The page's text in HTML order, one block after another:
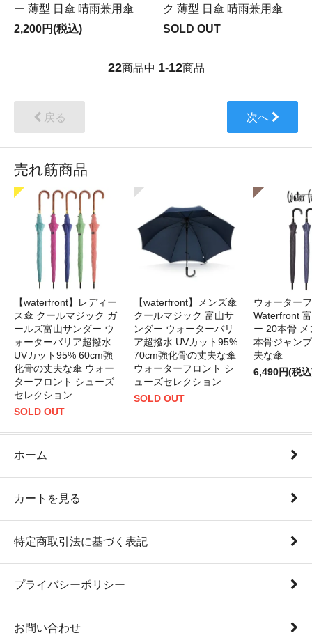
ー 薄型 日傘 晴雨兼用傘
2,200円(税込)
ク 薄型 日傘 晴雨兼用傘
SOLD OUT
22商品中 1-12商品
戻る 次へ
売れ筋商品
【waterfront】レディー
ス傘 クールマジック ガ
ールズ富山サンダー ウ
ォーターバリア超撥水
UVカット95% 60cm強
化骨の丈夫な傘 ウォー
ターフロント シューズ
セレクション
SOLD OUT
【waterfront】メンズ傘
クールマジック 富山サ
ンダー ウォーターバリ
ア超撥水 UVカット95%
70cm強化骨の丈夫な傘
ウォーターフロント シ
ューズセレクション
SOLD OUT
ウォーター
Waterfront
ー 20本骨 メ
本骨ジャン
夫な傘
6,490円(税
ホーム
カートを見る
特定商取引法に基づく表記
プライバシーポリシー
お問い合わせ